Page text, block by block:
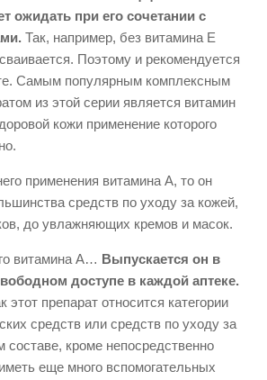
ожидать при его сочетании с
Так, например, без витамина Е
Поэтому и рекомендуется
Самым популярным комплексным
из этой серии является витамин
кожи применение которого
применения витамина А, то он
средств по уходу за кожей,
до увлажняющих кремов и масок.
витамина А… Выпускается он в
доступе в каждой аптеке.
этот препарат относится категории
средств или средств по уходу за
составе, кроме непосредственно
еще много вспомогательных